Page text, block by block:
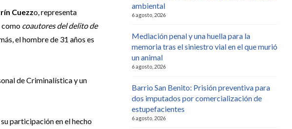
Cuezzo, representa
como coautores del delito de
el hombre de 31 años es
de Criminalística y un
participación en el hecho
ambiental
6 agosto, 2026
Mediación penal y una huella para la
memoria tras el siniestro vial en el que murió
un animal
6 agosto, 2026
Barrio San Benito: Prisión preventiva para
dos imputados por comercialización de
estupefacientes
6 agosto, 2026